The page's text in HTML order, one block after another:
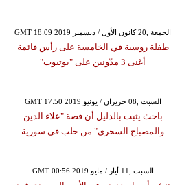
GMT 18:09 2019 الجمعة ,20 كانون الأول / ديسمبر
طفلة روسية في الخامسة على رأس قائمة
أغنى 3 مدّونين على "يوتيوب"
GMT 17:50 2019 السبت ,08 حزيران / يونيو
باحث يثبت بالدليل أن قصة "علاء الدين
والمصباح السحري" من حلب في سورية
GMT 00:56 2019 السبت ,11 أيار / مايو